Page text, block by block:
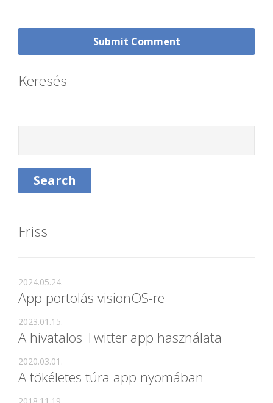
Keresés
Friss
App portolás visionOS-re
2024.05.24.
A hivatalos Twitter app használata
2023.01.15.
A tökéletes túra app nyomában
2020.03.01.